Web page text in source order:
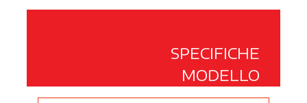
SPECIFICHE
MODELLO